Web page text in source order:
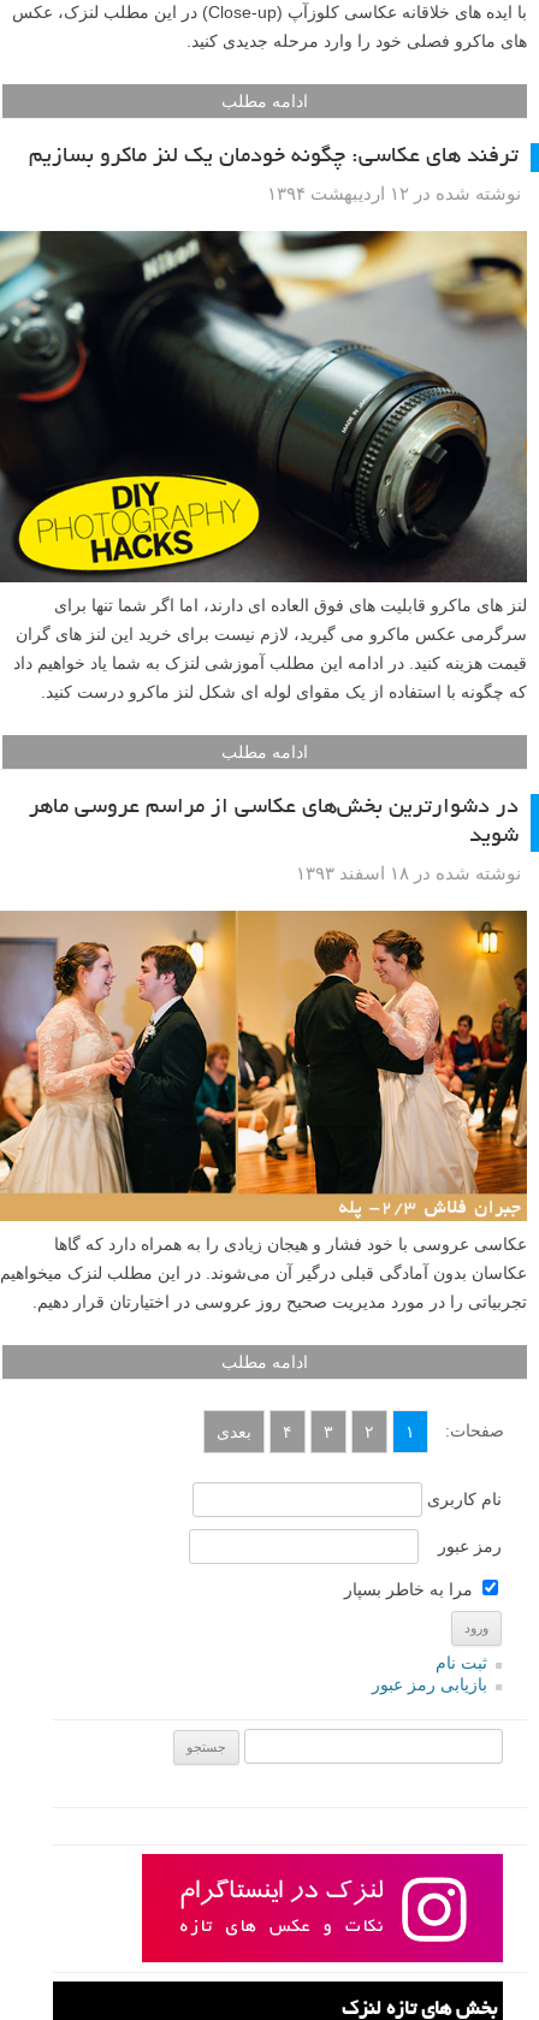
با ایده های خلاقانه عکاسی کلوزآپ (Close-up) در این مطلب لنزک، عکس
های ماکرو فصلی خود را وارد مرحله جدیدی کنید.
ادامه مطلب
ترفند های عکاسی: چگونه خودمان یک لنز ماکرو بسازیم
نوشته شده در ۱۲ اردیبهشت ۱۳۹۴
لنز های ماکرو قابلیت های فوق العاده ای دارند، اما اگر شما تنها برای
سرگرمی عکس ماکرو می گیرید، لازم نیست برای خرید این لنز های گران
قیمت هزینه کنید. در ادامه این مطلب آموزشی لنزک به شما یاد خواهیم داد
که چگونه با استفاده از یک مقوای لوله ای شکل لنز ماکرو درست کنید.
ادامه مطلب
در دشوارترین بخش‌های عکاسی از مراسم عروسی ماهر
شوید
نوشته شده در ۱۸ اسفند ۱۳۹۳
عکاسی عروسی با خود فشار و هیجان زیادی را به همراه دارد که گاها
عکاسان بدون آمادگی قبلی درگیر آن می‌شوند. در این مطلب لنزک میخواهیم
تجربیاتی را در مورد مدیریت صحیح روز عروسی در اختیارتان قرار دهیم.
ادامه مطلب
صفحات: ۱ ۲ ۳ ۴ بعدی
نام کاربری
رمز عبور
مرا به خاطر بسپار
ثبت نام
بازیابی رمز عبور
بخش های تازه لنزک